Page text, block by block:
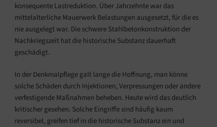
konsequente Lastreduktion. Über Jahrzehnte war das
mittelalterliche Mauerwerk Belastungen ausgesetzt, für die es
nie ausgelegt war. Die schwere Stahlbetonkonstruktion der
Nachkriegszeit hat die historische Substanz dauerhaft
geschädigt.
In der Denkmalpflege galt lange die Hoffnung, man könne
solche Schäden durch Injektionen, Verpressungen oder andere
verfestigende Maßnahmen beheben. Heute wird das deutlich
kritischer gesehen. Solche Eingriffe sind häufig kaum
reversibel, greifen tief in die historische Substanz ein und